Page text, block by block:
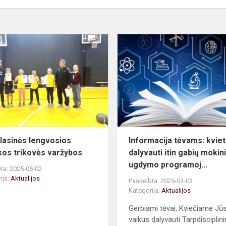
Tarpklasinės
lengvosios
atletikos
trikovės
varžybos
lengvosios
trikovės varžybos
2025-05-02
Aktualijos
Informacija tėvams:
dalyvauti itin gabių
ugdymo programoj...
Paskelbta: 2025-04-03
Kategorija:Aktualijos
Gerbiami tėvai, Kviečiame
vaikus dalyvauti